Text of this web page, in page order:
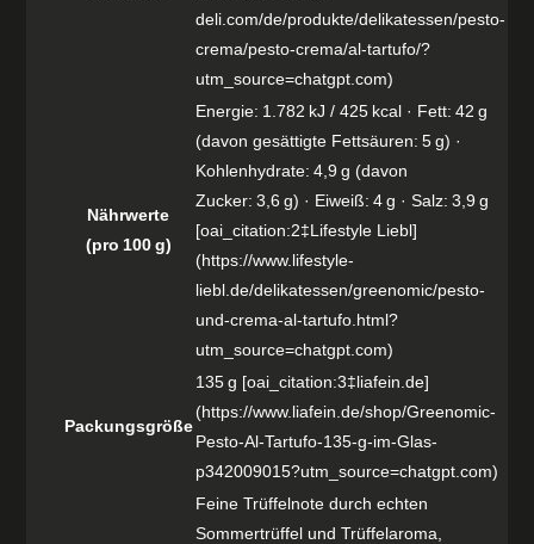
deli.com/de/produkte/delikatessen/pesto-
crema/pesto-crema/al-tartufo/?
utm_source=chatgpt.com)
Nährwerte
(pro 100 g)
Energie: 1.782 kJ / 425 kcal · Fett: 42 g
(davon gesättigte Fettsäuren: 5 g) ·
Kohlenhydrate: 4,9 g (davon
Zucker: 3,6 g) · Eiweiß: 4 g · Salz: 3,9 g
[oai_citation:2‡Lifestyle Liebl]
(https://www.lifestyle-
liebl.de/delikatessen/greenomic/pesto-
und-crema-al-tartufo.html?
utm_source=chatgpt.com)
Packungsgröße
135 g [oai_citation:3‡liafein.de]
(https://www.liafein.de/shop/Greenomic-
Pesto-Al-Tartufo-135-g-im-Glas-
p342009015?utm_source=chatgpt.com)
Feine Trüffelnote durch echten
Sommertrüffel und Trüffelaroma,